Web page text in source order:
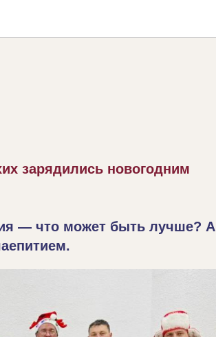
зарядились новогодним
— что может быть лучше? А